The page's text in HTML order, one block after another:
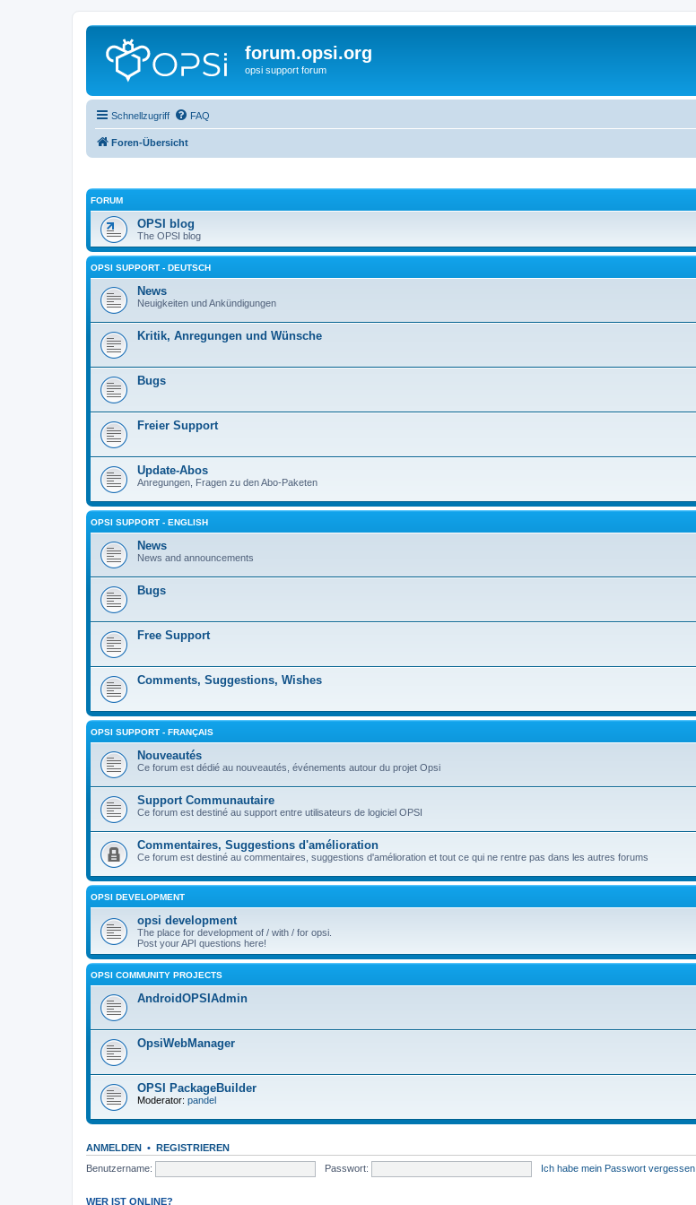
forum.opsi.org
opsi support forum
Schnellzugriff FAQ
Foren-Übersicht
FORUM
OPSI blog
The OPSI blog
OPSI SUPPORT - DEUTSCH
News
Neuigkeiten und Ankündigungen
Kritik, Anregungen und Wünsche
Bugs
Freier Support
Update-Abos
Anregungen, Fragen zu den Abo-Paketen
OPSI SUPPORT - ENGLISH
News
News and announcements
Bugs
Free Support
Comments, Suggestions, Wishes
OPSI SUPPORT - FRANÇAIS
Nouveautés
Ce forum est dédié au nouveautés, événements autour du projet Opsi
Support Communautaire
Ce forum est destiné au support entre utilisateurs de logiciel OPSI
Commentaires, Suggestions d'amélioration
Ce forum est destiné au commentaires, suggestions d'amélioration et tout ce qui ne rentre pas dans les autres forums
OPSI DEVELOPMENT
opsi development
The place for development of / with / for opsi.
Post your API questions here!
OPSI COMMUNITY PROJECTS
AndroidOPSIAdmin
OpsiWebManager
OPSI PackageBuilder
Moderator: pandel
ANMELDEN • REGISTRIEREN
Benutzername:
Passwort: Ich habe mein Passwort vergessen
WER IST ONLINE?